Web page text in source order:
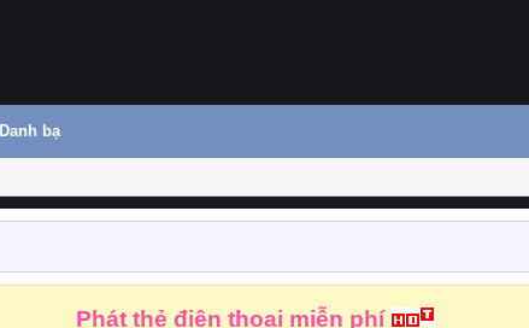
Danh bạ
Phát thẻ điện thoại miễn phí